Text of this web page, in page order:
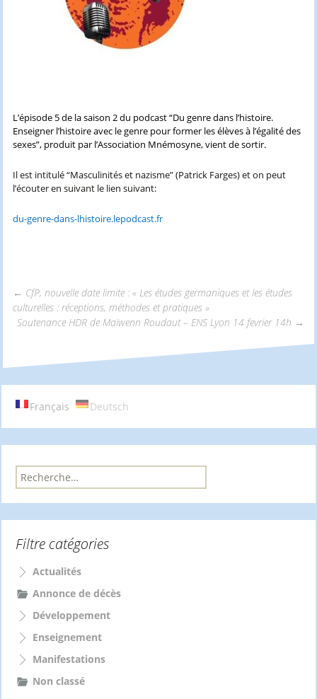
L’épisode 5 de la saison 2 du podcast “Du genre dans l’histoire.
Enseigner l’histoire avec le genre pour former les élèves à l’égalité des
sexes”, produit par l’Association Mnémosyne, vient de sortir.
Il est intitulé “Masculinités et nazisme” (Patrick Farges) et on peut
l’écouter en suivant le lien suivant:
du-genre-dans-lhistoire.lepodcast.fr
Navigation
des
articles
← CfP, nouvelle date limite : « Les études germaniques et les études
culturelles : réceptions, méthodes et pratiques »
Soutenance HDR de Maïwenn Roudaut – ENS Lyon 14 fevrier 14h →
Français Deutsch
R
e
r
h
r
Filtre catégories
Actualités
Annonce de décès
Développement
Enseignement
Manifestations
Non classé